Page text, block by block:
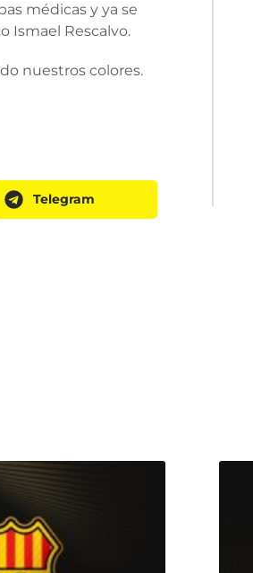
médicas y ya se
Ismael Rescalvo.
nuestros colores.
Telegram